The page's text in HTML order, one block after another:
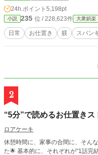
24h.ポイント 5,198pt
小説 235 位 / 228,623件 大衆娯楽
日常 お仕置き 躾 スパン
2
“5分”で読めるお仕置きス
ロアケーキ
休憩時間に、家事の合間に、そん
た🌟 基本的に、それぞれが“1話完結”です。 甘いものから厳し目のものまで投稿